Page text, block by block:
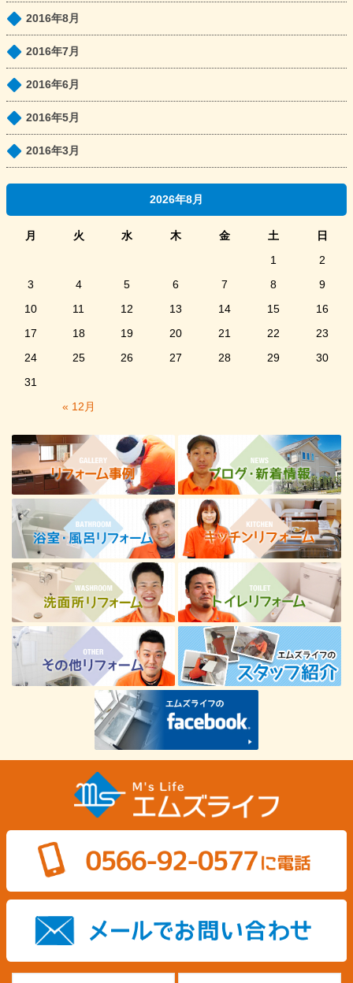
2016年8月
2016年7月
2016年6月
2016年5月
2016年3月
2026年8月
月 火 水 木 金 土 日
« 12月
1
2
3
4 5 6 7 8
9
10
11 12 13 14 15
16
17
18 19 20 21 22
23
24
25 26 27 28 29
30
31